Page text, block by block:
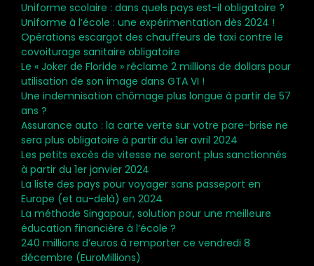
Uniforme scolaire : dans quels pays est-il obligatoire ?
Uniforme à l’école : une expérimentation dès 2024 !
Opérations escargot des chauffeurs de taxi contre le
covoiturage sanitaire obligatoire
Le « Joker de Floride » réclame 2 millions de dollars pour
utilisation de son image dans GTA VI !
Une indemnisation chômage plus longue à partir de 57
ans ?
Assurance auto : la carte verte sur votre pare-brise ne
sera plus obligatoire à partir du 1er avril 2024
Les petits excès de vitesse ne seront plus sanctionnés
à partir du 1er janvier 2024
La liste des pays pour voyager sans passeport en
Europe (et au-delà) en 2024
La méthode Singapour, solution pour une meilleure
éducation financière à l’école ?
240 millions d’euros à remporter ce vendredi 8
décembre (EuroMillions)